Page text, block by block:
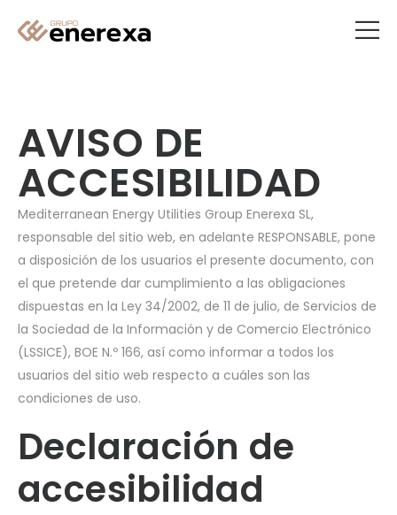
AVISO DE
ACCESIBILIDAD
Mediterranean Energy Utilities Group Enerexa SL,
responsable del sitio web, en adelante RESPONSABLE, pone
a disposición de los usuarios el presente documento, con
el que pretende dar cumplimiento a las obligaciones
dispuestas en la Ley 34/2002, de 11 de julio, de Servicios de
la Sociedad de la Información y de Comercio Electrónico
(LSSICE), BOE N.º 166, así como informar a todos los
usuarios del sitio web respecto a cuáles son las
condiciones de uso.
Declaración de
accesibilidad